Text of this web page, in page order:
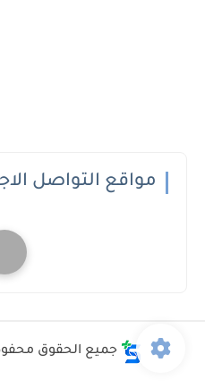
مواقع التواصل
جميع الحقوق